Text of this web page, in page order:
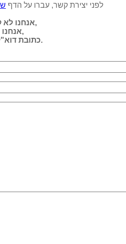
לפני יצירת קשר, עברו על הדף
אנחנו לא קונים ולא מוכרים תקליטים,
אנחנו עונים לפניות בדוא"ל בלבד,
כתובת דוא"ל ומספר טלפון לא יפורסמו.